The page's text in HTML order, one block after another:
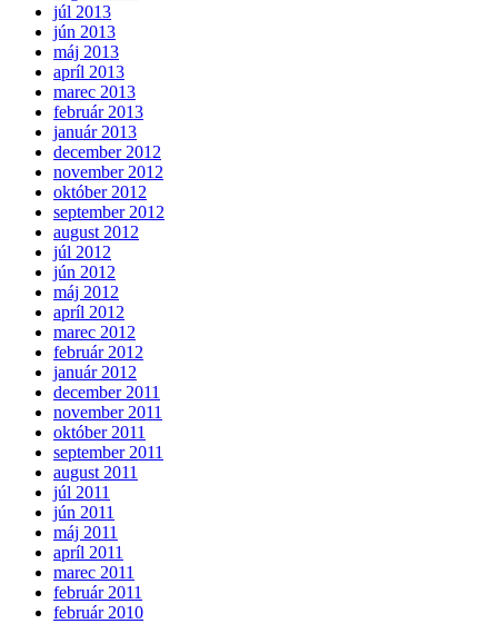
júl 2013
jún 2013
máj 2013
apríl 2013
marec 2013
február 2013
január 2013
december 2012
november 2012
október 2012
september 2012
august 2012
júl 2012
jún 2012
máj 2012
apríl 2012
marec 2012
február 2012
január 2012
december 2011
november 2011
október 2011
september 2011
august 2011
júl 2011
jún 2011
máj 2011
apríl 2011
marec 2011
február 2011
február 2010